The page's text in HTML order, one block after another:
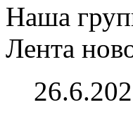
Наша
Лента